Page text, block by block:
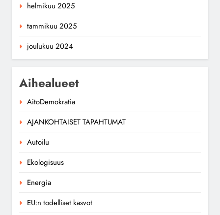
helmikuu 2025
tammikuu 2025
joulukuu 2024
Aihealueet
AitoDemokratia
AJANKOHTAISET TAPAHTUMAT
Autoilu
Ekologisuus
Energia
EU:n todelliset kasvot